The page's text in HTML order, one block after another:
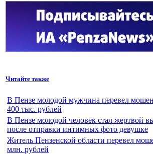
Читайте также
В Пензе молодой мужчина перевел
400 тыс. рублей
В Пензе молодой человек стал жертвой
после отправки интимных фото девушке
Житель Пензенской области перевел
млн. рублей